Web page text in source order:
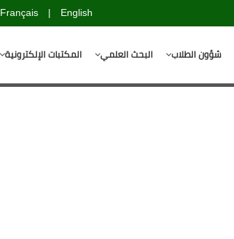
English
|
Français
شؤون الطلاب البحث العلمي المكتبات الإلكترونية